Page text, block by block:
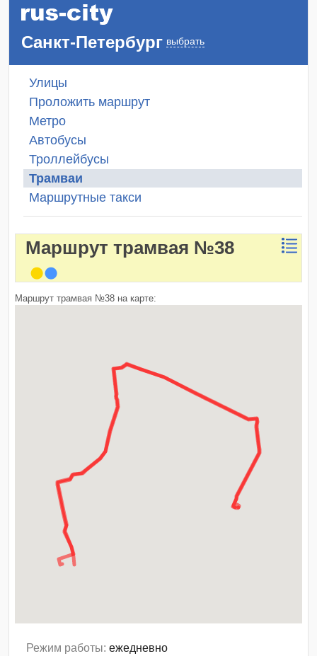
Санкт-Петербург выбрать
Улицы
Проложить маршрут
Метро
Автобусы
Троллейбусы
Трамваи
Маршрутные такси
Маршрут трамвая №38
Маршрут трамвая №38 на карте:
Режим работы: ежедневно